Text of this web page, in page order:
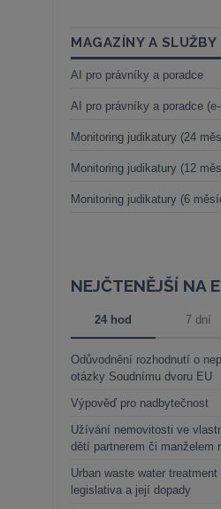
MAGAZÍNY A SLUŽBY
AI pro právníky a poradce
AI pro právníky a poradce
Monitoring judikatury (24
Monitoring judikatury (12
Monitoring judikatury (6
NEJČTENĚJŠÍ NA
24 hod 7 dní
Odůvodnění rozhodnutí o
otázky Soudnímu dvoru EU
Výpověď pro nadbytečnost
Užívání nemovitosti ve
dětí partnerem či manželem
Urban waste water
legislativa a její dopady